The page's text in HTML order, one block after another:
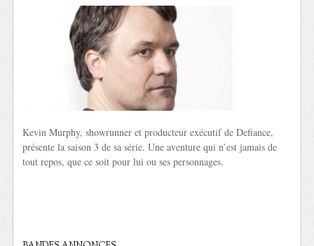
Kevin Murphy, showrunner et producteur exécutif de Defiance,
présente la saison 3 de sa série. Une aventure qui n’est jamais de
tout repos, que ce soit pour lui ou ses personnages.